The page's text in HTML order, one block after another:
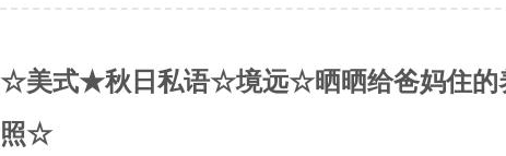
☆美式★秋日私语☆境远☆晒晒给爸妈住的
照☆